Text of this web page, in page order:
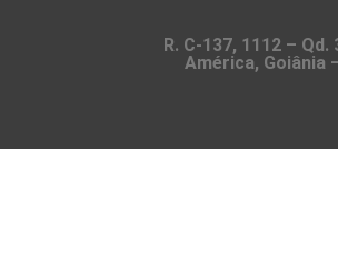
R. C-137, 1112 –
América, Goiânia